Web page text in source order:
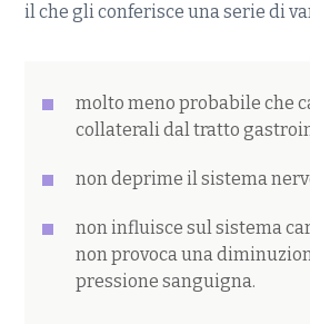
il che gli conferisce una serie di
molto meno probabile che
collaterali dal tratto
non deprime il sistema
non influisce sul sistema
non provoca una
pressione sanguigna.